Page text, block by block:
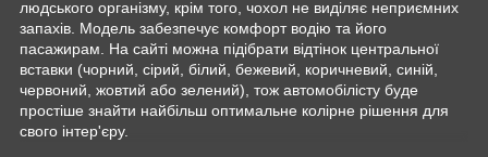
людського організму, крім того, чохол не виділяє неприємних
запахів. Модель забезпечує комфорт водію та його
пасажирам. На сайті можна підібрати відтінок центральної
вставки (чорний, сірий, білий, бежевий, коричневий, синій,
червоний, жовтий або зелений), тож автомобілісту буде
простіше знайти найбільш оптимальне колірне рішення для
свого інтер'єру.